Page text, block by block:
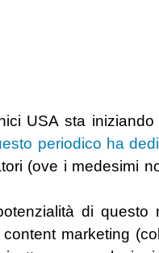
USA sta
periodico ha
(ove i medesimi
di questo
marketing